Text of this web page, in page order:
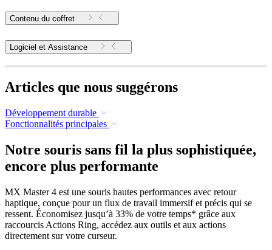
Contenu du coffret
Logiciel et Assistance
Articles que nous suggérons
Développement durable
Fonctionnalités principales
Notre souris sans fil la plus sophistiquée,
encore plus performante
MX Master 4 est une souris hautes performances avec retour
haptique, conçue pour un flux de travail immersif et précis qui se
ressent. Économisez jusqu’à 33% de votre temps* grâce aux
raccourcis Actions Ring, accédez aux outils et aux actions
directement sur votre curseur.